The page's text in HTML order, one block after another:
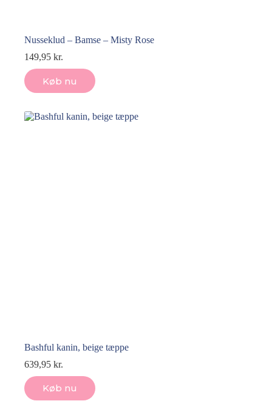
Nusseklud – Bamse – Misty Rose
149,95 kr.
Køb nu
Bashful kanin, beige tæppe
639,95 kr.
Køb nu